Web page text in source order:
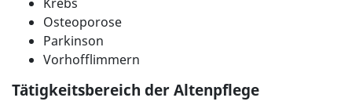
Osteoporose
Parkinson
Vorhofflimmern
Tätigkeitsbereich der Altenpflege